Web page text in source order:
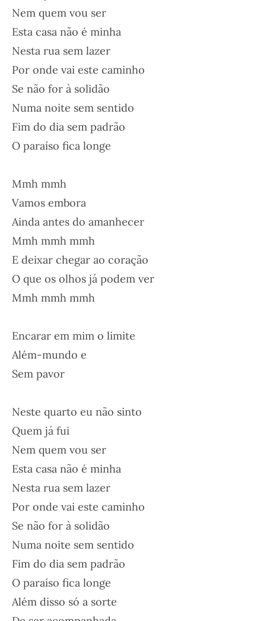
Nem quem vou ser
Esta casa não é minha
Nesta rua sem lazer
Por onde vai este caminho
Se não for à solidão
Numa noite sem sentido
Fim do dia sem padrão
O paraíso fica longe
Mmh mmh
Vamos embora
Ainda antes do amanhecer
Mmh mmh mmh
E deixar chegar ao coração
O que os olhos já podem ver
Mmh mmh mmh
Encarar em mim o limite
Além-mundo e
Sem pavor
Neste quarto eu não sinto
Quem já fui
Nem quem vou ser
Esta casa não é minha
Nesta rua sem lazer
Por onde vai este caminho
Se não for à solidão
Numa noite sem sentido
Fim do dia sem padrão
O paraíso fica longe
Além disso só a sorte